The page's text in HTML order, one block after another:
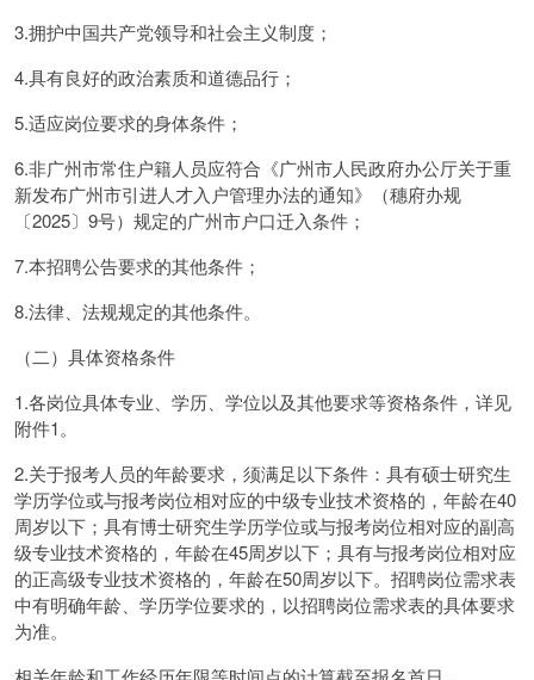
3.拥护中国共产党领导和社会主义制度；
4.具有良好的政治素质和道德品行；
5.适应岗位要求的身体条件；
6.非广州市常住户籍人员应符合《广州市人民政府办公厅关于重
新发布广州市引进人才入户管理办法的通知》（穗府办规
〔2025〕9号）规定的广州市户口迁入条件；
7.本招聘公告要求的其他条件；
8.法律、法规规定的其他条件。
（二）具体资格条件
1.各岗位具体专业、学历、学位以及其他要求等资格条件，详见
附件1。
2.关于报考人员的年龄要求，须满足以下条件：具有硕士研究生
学历学位或与报考岗位相对应的中级专业技术资格的，年龄在40
周岁以下；具有博士研究生学历学位或与报考岗位相对应的副高
级专业技术资格的，年龄在45周岁以下；具有与报考岗位相对应
的正高级专业技术资格的，年龄在50周岁以下。招聘岗位需求表
中有明确年龄、学历学位要求的，以招聘岗位需求表的具体要求
为准。